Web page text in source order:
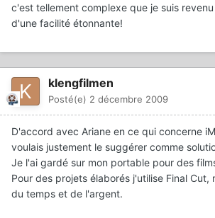
c'est tellement complexe que je suis
d'une facilité étonnante!
klengfilmen
Posté(e) 2 décembre 2009
D'accord avec Ariane en ce qui concerne
voulais justement le suggérer comme
Je l'ai gardé sur mon portable pour des
Pour des projets élaborés j'utilise Final Cut,
du temps et de l'argent.